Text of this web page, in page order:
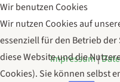
Impressum|
Wir benutzen Cookies
Wir nutzen Cookies auf
essenziell für den Betrieb
diese Website und die
Cookies). Sie können selbst